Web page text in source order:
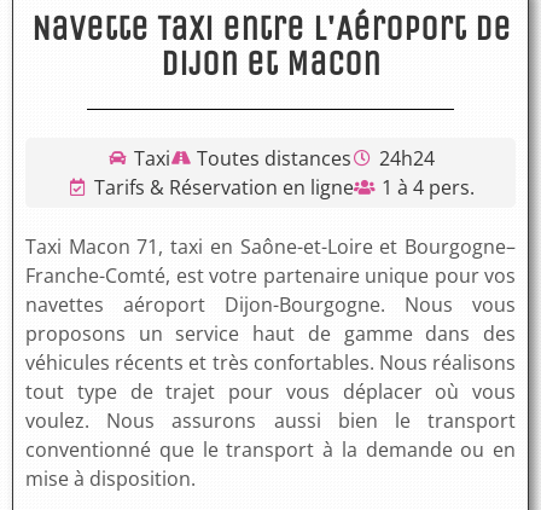
Navette Taxi entre l'Aéroport de
Dijon et Macon
Taxi Toutes distances
24h24
Tarifs & Réservation en ligne
1 à 4 pers.
Taxi Macon 71, taxi en Saône-et-Loire et Bourgogne–
Franche-Comté, est votre partenaire unique pour vos
navettes aéroport Dijon-Bourgogne. Nous vous
proposons un service haut de gamme dans des
véhicules récents et très confortables. Nous réalisons
tout type de trajet pour vous déplacer où vous
voulez. Nous assurons aussi bien le transport
conventionné que le transport à la demande ou en
mise à disposition.